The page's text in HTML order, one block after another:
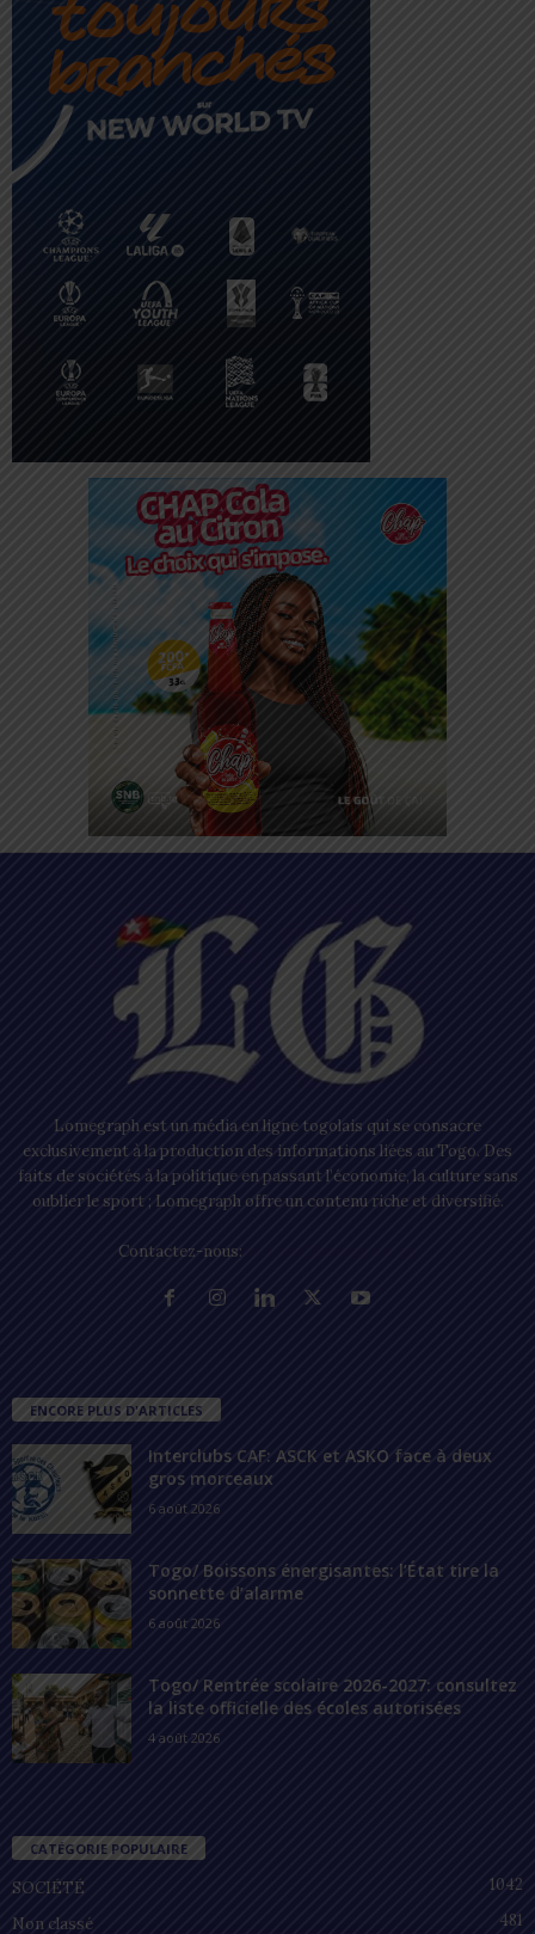
Lomegraph est un média en ligne togolais qui se consacre
exclusivement à la production des informations liées au Togo. Des
faits de sociétés à la politique en passant l’économie, la culture sans
oublier le sport ; Lomegraph offre un contenu riche et diversifié.
Contactez-nous:
ENCORE PLUS D'ARTICLES
Interclubs CAF: ASCK et ASKO face à deux
gros morceaux
6 août 2026
Togo/ Boissons énergisantes: l’État tire la
sonnette d’alarme
6 août 2026
Togo/ Rentrée scolaire 2026-2027: consultez
la liste officielle des écoles autorisées
4 août 2026
CATÉGORIE POPULAIRE
SOCIÉTÉ
1042
Non classé
481